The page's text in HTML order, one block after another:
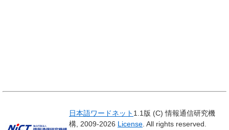
日本語ワードネット 1.1版 (C) 情報通信研究機
構, 2009-2026 License . All rights reserved.